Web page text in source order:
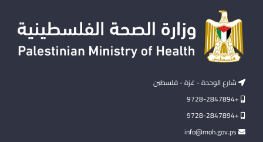
شارع الوحدة - غزة - فلسطين
+9728-2847894
+9728-2847894